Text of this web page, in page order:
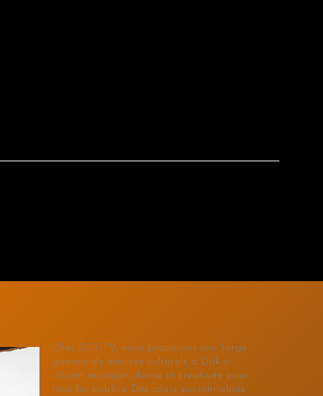
Chez DST-TV, nous proposons une large
gamme de services culturels à Dakar,
alliant musique, danse et créativité pour
tous les publics. Des cours personnalisés